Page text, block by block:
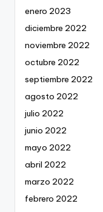
enero 2023
diciembre 2022
noviembre 2022
octubre 2022
septiembre 2022
agosto 2022
julio 2022
junio 2022
mayo 2022
abril 2022
marzo 2022
febrero 2022